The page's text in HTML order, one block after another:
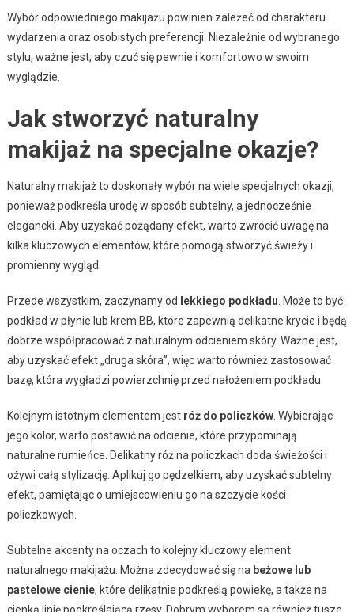
Wybór odpowiedniego makijażu powinien zależeć od charakteru
wydarzenia oraz osobistych preferencji. Niezależnie od wybranego
stylu, ważne jest, aby czuć się pewnie i komfortowo w swoim
wyglądzie.
Jak stworzyć naturalny
makijaż na specjalne okazje?
Naturalny makijaż to doskonały wybór na wiele specjalnych okazji,
ponieważ podkreśla urodę w sposób subtelny, a jednocześnie
elegancki. Aby uzyskać pożądany efekt, warto zwrócić uwagę na
kilka kluczowych elementów, które pomogą stworzyć świeży i
promienny wygląd.
Przede wszystkim, zaczynamy od lekkiego podkładu . Może to być
podkład w płynie lub krem BB, które zapewnią delikatne krycie i będą
dobrze współpracować z naturalnym odcieniem skóry. Ważne jest,
aby uzyskać efekt „druga skóra”, więc warto również zastosować
bazę, która wygładzi powierzchnię przed nałożeniem podkładu.
Kolejnym istotnym elementem jest róż do policzków. Wybierając
jego kolor, warto postawić na odcienie, które przypominają
naturalne rumieńce. Delikatny róż na policzkach doda świeżości i
ożywi całą stylizację. Aplikuj go pędzelkiem, aby uzyskać subtelny
efekt, pamiętając o umiejscowieniu go na szczycie kości
policzkowych.
Subtelne akcenty na oczach to kolejny kluczowy element
naturalnego makijażu. Można zdecydować się na beżowe lub
pastelowe cienie, które delikatnie podkreślą powiekę, a także na
cienką linię podkreślającą rzęsy. Dobrym wyborem są również tusze